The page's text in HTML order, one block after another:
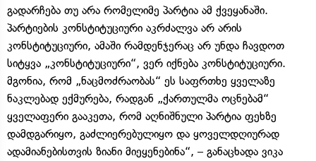
გადარჩება თუ არა რომელიმე პარტია ამ ქვეყანაში.
პარტიების კონსტიტუციური აკრძალვა არ არის
კონსტიტუციური, ამაში რამდენჯერაც არ უნდა ჩავდოთ
სიტყვა „კონსტიტუციური“, ვერ იქნება კონსტიტუციური.
მგონია, რომ „ნაცმოძრაობას“ ეს საფრთხე ყველაზე
ნაკლებად ექმურება, რადგან „ქართულმა ოცნებამ“
ყველაფერი გააკეთა, რომ აღნიშნული პარტია ფეხზე
დამდგარიყო, გაძლიერებულიყო და ყოველდღიურად
ადამიანებისთვის ზიანი მიეყენებინა“, – განაცხადა ვიკა